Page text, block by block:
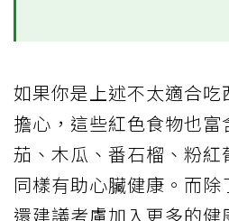
如果你是上述不太適合吃
擔心，這些紅色食物也富
茄、木瓜、番石榴、粉紅
同樣有助心臟健康。而
還建議考慮加入更多的健